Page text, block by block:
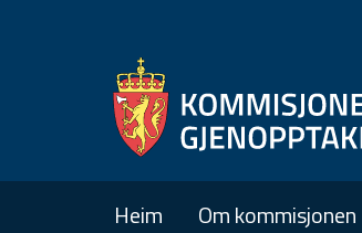
Heim Om kommisjonen